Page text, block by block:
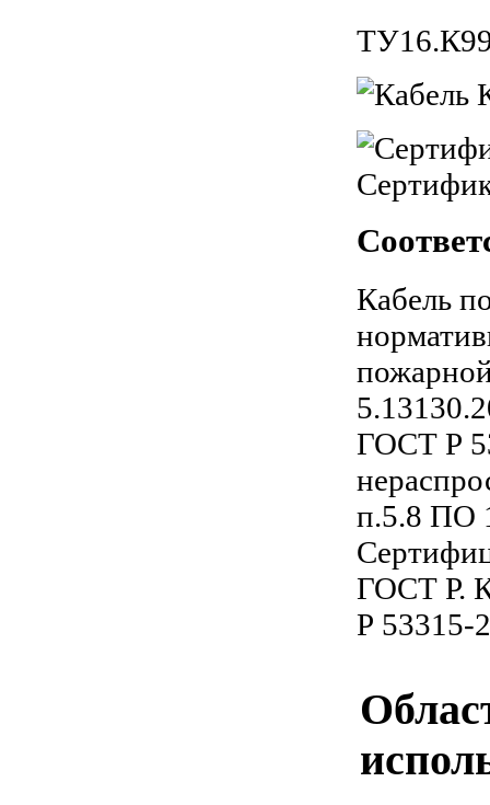
Кабель
ГОСТ Р
п.5.8 ПО
ГОСТ Р.
Р 53315-